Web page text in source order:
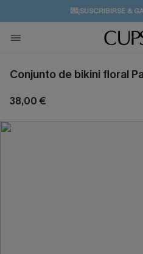
💌¡SUSCRIBIRSE &
🚚ENVÍO GRATUITO
Conjunto de bikini floral
38,00 €